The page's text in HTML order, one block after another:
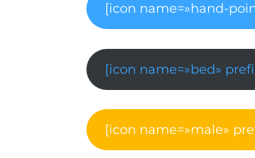
[icon name=»hand-
[icon name=»bed»
[icon name=»male»